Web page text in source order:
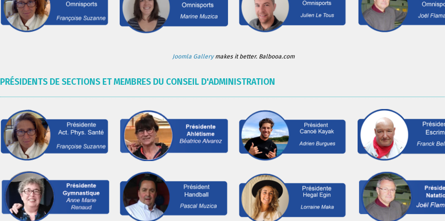
Joomla Gallerymakes it better. Balbooa.com
PRÉSIDENTS DE SECTIONS ET MEMBRES DU CONSEIL D'ADMINISTRATION